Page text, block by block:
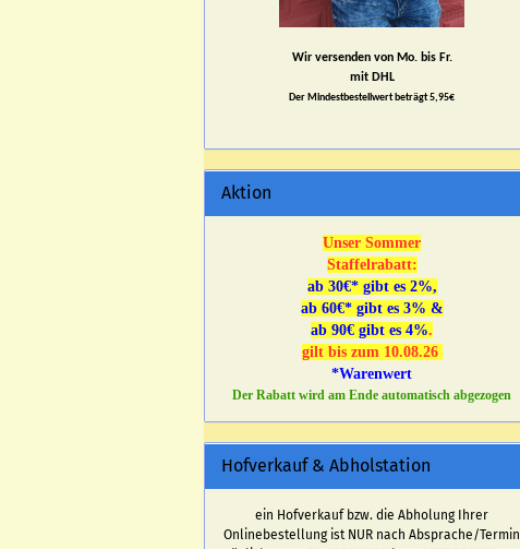
Wir versenden von Mo. bis Fr.
mit DHL
Der Mindestbestellwert beträgt 5,95€
Aktion
Unser Sommer
Staffelrabatt:
ab 30€* gibt es 2%,
ab 60€* gibt es 3% &
ab 90€ gibt es 4%.
gilt bis zum 10.08.26
*Warenwert
Der Rabatt wird am Ende automatisch abgezogen
Hofverkauf & Abholstation
ein Hofverkauf bzw. die Abholung Ihrer
Onlinebestellung ist NUR nach Absprache/Termin